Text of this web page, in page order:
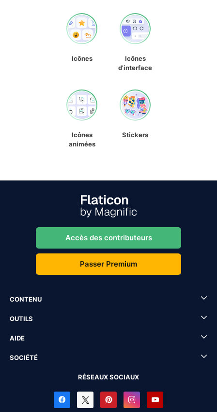
Icônes
Icônes
d'interface
Icônes
animées
Stickers
Accès des contributeurs
Passer Premium
CONTENU
OUTILS
AIDE
SOCIÉTÉ
RÉSEAUX SOCIAUX